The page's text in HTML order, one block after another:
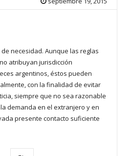
de necesidad. Aunque las reglas
atribuyan jurisdicción
argentinos, éstos pueden
con la finalidad de evitar
siempre que no sea razonable
demanda en el extranjero y en
presente contacto suficiente